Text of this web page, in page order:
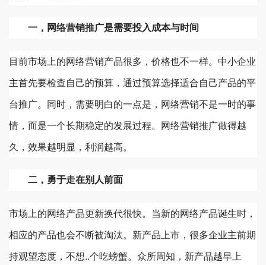
一，网络营销推广是需要投入成本与时间
目前市场上的网络营销产品很多，价格也不一样。中小企业
主首先要检查自己的预算，通过预算选择适合自己产品的平
台推广。同时，需要明白的一点是，网络营销不是一时的事
情，而是一个长期稳定的发展过程。网络营销推广做得越
久，效果越明显，利润越高。
二，勇于走在别人前面
市场上的网络产品更新换代很快。当新的网络产品诞生时，
相应的产品也会不断被淘汰。新产品上市，很多企业主前期
持观望态度，不想..个吃螃蟹。众所周知，新产品越早上